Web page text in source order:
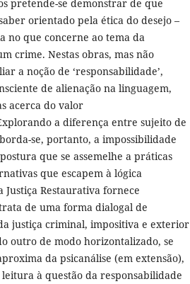
pretende-se demonstrar de que
orientado pela ética do desejo –
no que concerne ao tema da
crime. Nestas obras, mas não
a noção de ‘responsabilidade’,
de alienação na linguagem,
acerca do valor
a diferença entre sujeito de
se, portanto, a impossibilidade
que se assemelhe a práticas
que escapem à lógica
Restaurativa fornece
de uma forma dialogal de
justiça criminal, impositiva e exterior
outro de modo horizontalizado, se
da psicanálise (em extensão),
à questão da responsabilidade